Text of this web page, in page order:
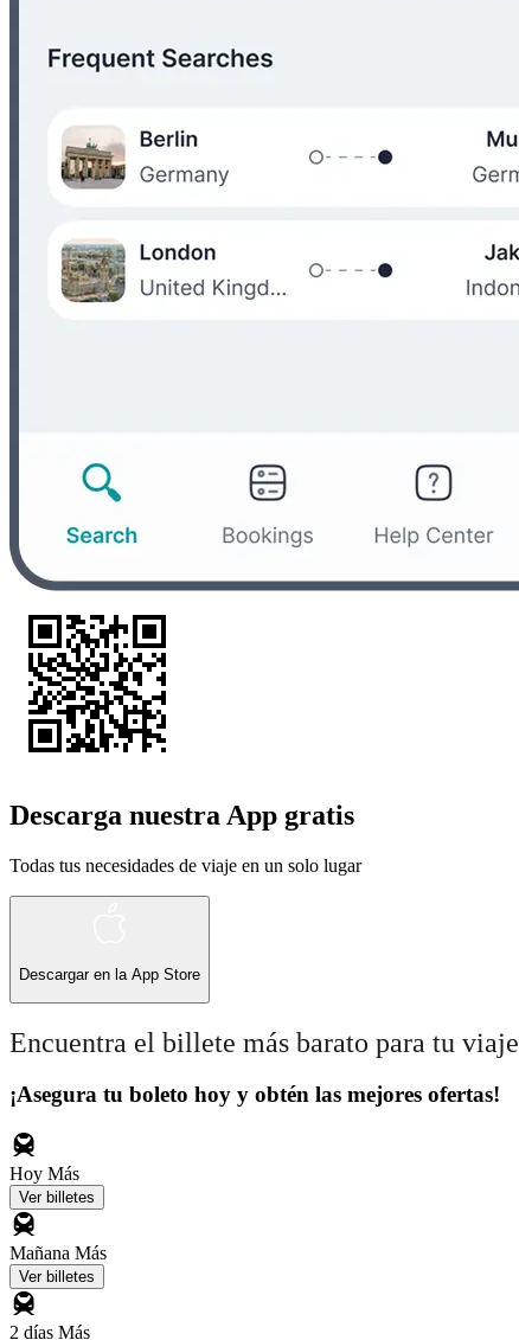
Descarga nuestra App gratis
Todas tus necesidades de viaje en un solo lugar
Descargar en la App Store
Encuentra el billete más barato para tu viaje
¡Asegura tu boleto hoy y obtén las mejores ofertas!
Hoy Más
Ver billetes
Mañana Más
Ver billetes
2 días Más